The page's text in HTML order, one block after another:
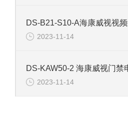
2023-11-14
2023-11-14